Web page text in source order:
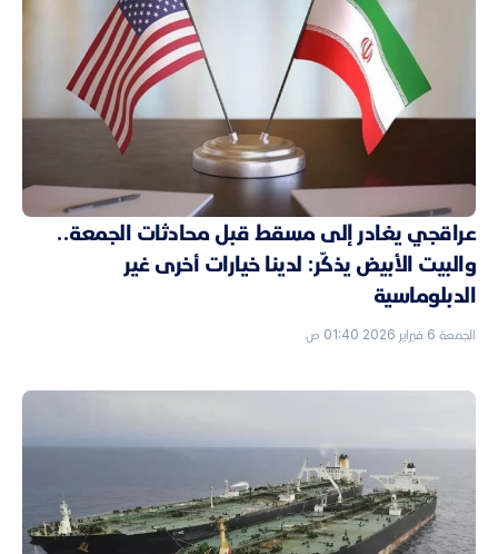
عراقجي يغادر إلى مسقط قبل محادثات الجمعة..
والبيت الأبيض يذكّر: لدينا خيارات أخرى غير
الدبلوماسية
الجمعة 6 فبراير 2026 01:40 ص